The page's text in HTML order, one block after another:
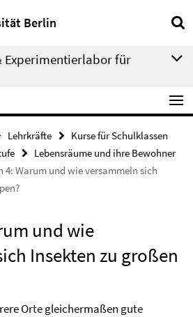
Berlin
Experimentierlabor für
Lehrkräfte
Kurse für Schulklassen
Lebensräume und ihre Bewohner
4: Warum und wie versammeln sich
und wie
Insekten zu großen
Orte gleichermaßen gute